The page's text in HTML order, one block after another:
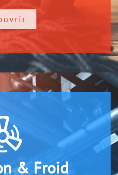
& Froid